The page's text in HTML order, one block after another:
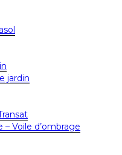
jardin
– Voile d’ombrage